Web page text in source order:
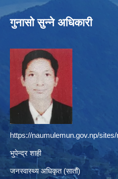
गुनासो सुन्ने अधिकारी
https://naumulemun.gov.np/
भुपेन्द्र शाही
जनस्वास्थ्य अधिकृत (सातौं)